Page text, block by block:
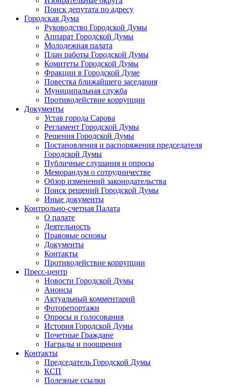
Поиск депутата по адресу
Городская Дума
Руководство Городской Думы
Аппарат Городской Думы
Молодежная палата
План работы Городской Думы
Комитеты Городской Думы
Фракции в Городской Думе
Повестка ближайшего заседания
Муниципальная служба
Противодействие коррупции
Документы
Устав города Сарова
Регламент Городской Думы
Решения Городской Думы
Постановления и распоряжения председателя
Городской Думы
Публичные слушания и опросы
Меморандум о сотрудничестве
Обзор изменений законодательства
Поиск решений Городской Думы
Иные документы
Контрольно-счетная Палата
О палате
Деятельность
Правовые основы
Документы
Контакты
Противодействие коррупции
Пресс-центр
Новости Городской Думы
Анонсы
Актуальный комментарий
Фоторепортажи
Опросы и голосования
История Городской Думы
Почетные Граждане
Награды и поощрения
Контакты
Председатель Городской Думы
КСП
Полезные ссылки